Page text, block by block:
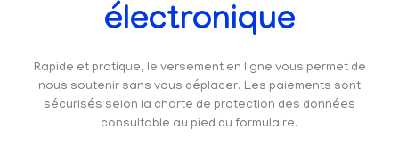
électronique
Rapide et pratique, le versement en ligne vous permet de
nous soutenir sans vous déplacer. Les paiements sont
sécurisés selon la charte de protection des données
consultable au pied du formulaire.